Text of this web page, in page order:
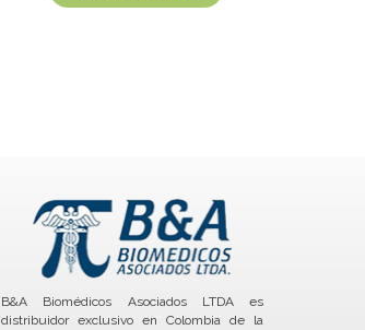
B&A Biomédicos Asociados LTDA es
distribuidor exclusivo en Colombia de la